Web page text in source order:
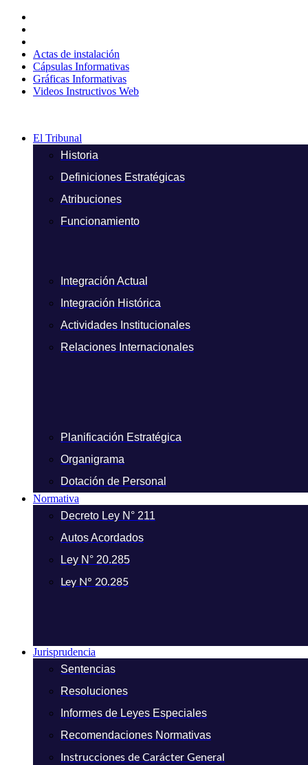
contenido
Actas de instalación
Cápsulas Informativas
Gráficas Informativas
Videos Instructivos Web
El Tribunal
Historia
Definiciones Estratégicas
Atribuciones
Funcionamiento
Integración Actual
Integración Histórica
Actividades Institucionales
Relaciones Internacionales
Planificación Estratégica
Organigrama
Dotación de Personal
Normativa
Decreto Ley N° 211
Autos Acordados
Ley N° 20.285
Ley N° 20.285
Jurisprudencia
Sentencias
Resoluciones
Informes de Leyes Especiales
Recomendaciones Normativas
Instrucciones de Carácter General